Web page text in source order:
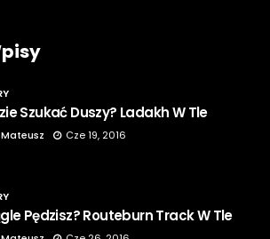
Szukać Duszy? Ladakh W Tle
Mateusz Cze 19, 2016
Pędzisz? Routeburn Track W Tle